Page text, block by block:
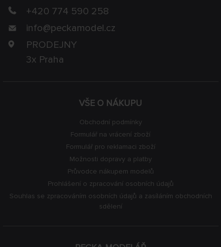
VŠE O NÁKUPU
Obchodní podmínky
Formulář na vrácení zboží
Formulář pro reklamaci zboží
Možnosti dopravy a platby
Průvodce nákupem modelů
Prohlášení o zpracování osobních údajů
Souhlas se zpracováním osobních údajů a zasíláním obchodních
sdělení
+420 774 590 258
info@peckamodel.cz
PRODEJNY
3x Praha